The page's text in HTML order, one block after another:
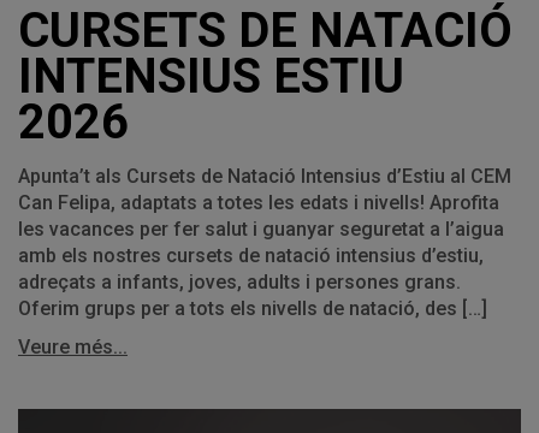
CURSETS DE NATACIÓ
INTENSIUS ESTIU
2026
Apunta’t als Cursets de Natació Intensius d’Estiu al CEM
Can Felipa, adaptats a totes les edats i nivells! Aprofita
les vacances per fer salut i guanyar seguretat a l’aigua
amb els nostres cursets de natació intensius d’estiu,
adreçats a infants, joves, adults i persones grans.
Oferim grups per a tots els nivells de natació, des […]
Veure més...